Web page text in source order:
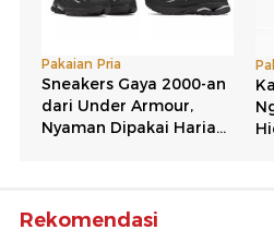
Rekomendasi